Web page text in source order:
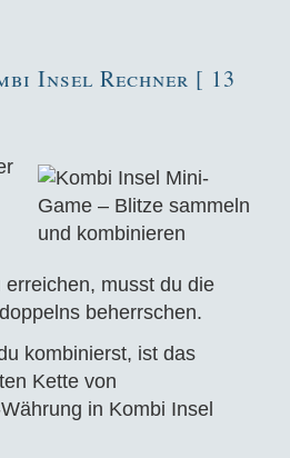
Insel Rechner [ 13
musst du die
beherrschen.
kombinierst, ist das
Kette von